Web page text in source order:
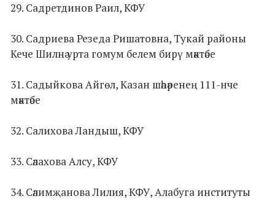
29. Садретдинов Раил, КФУ
30. Садриева Резеда Ришатовна, Тукай районы
Кече Шилнә урта гомум белем бирү мәктәбе
31. Садыйкова Айгөл, Казан шәһәренең 111-нче
мәктәбе
32. Салихова Ландыш, КФУ
33. Сәлахова Алсу, КФУ
34. Сәлимҗанова Лилия, КФУ, Алабуга институты